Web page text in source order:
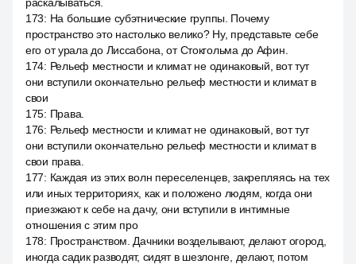
173: На большие субэтнические группы. Почему
пространство это настолько велико? Ну, представьте себе
его от урала до Лиссабона, от Стокгольма до Афин.
174: Рельеф местности и климат не одинаковый, вот тут
они вступили окончательно рельеф местности и климат в
свои
175: Права.
176: Рельеф местности и климат не одинаковый, вот тут
они вступили окончательно рельеф местности и климат в
свои права.
177: Каждая из этих волн переселенцев, закрепляясь на тех
или иных территориях, как и положено людям, когда они
приезжают к себе на дачу, они вступили в интимные
отношения с этим про
178: Пространством. Дачники возделывают, делают огород,
иногда садик разводят, сидят в шезлонге, делают, потом